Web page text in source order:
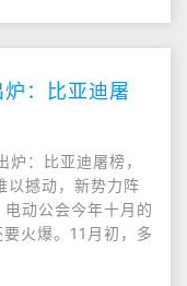
：比亚迪屠
：比亚迪屠榜，
以撼动，新势力阵
动公会今年十月的
火爆。11月初，多